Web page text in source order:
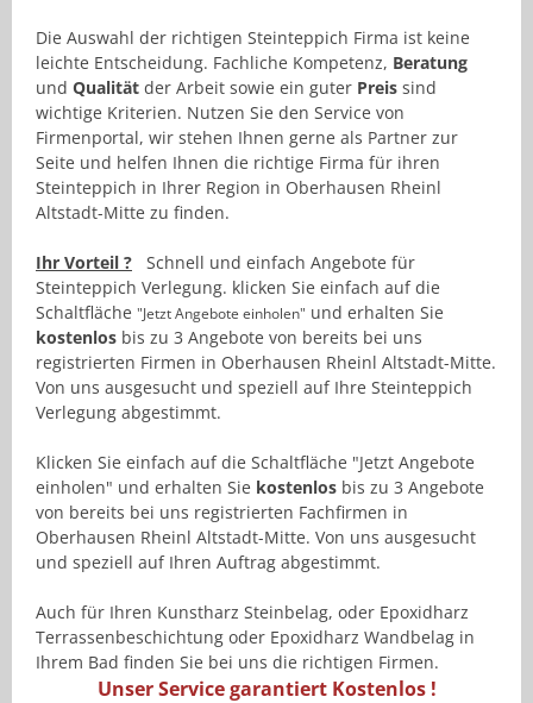
Die Auswahl der richtigen Steinteppich Firma ist keine
leichte Entscheidung. Fachliche Kompetenz, Beratung
und Qualität der Arbeit sowie ein guter Preis sind
wichtige Kriterien. Nutzen Sie den Service von
Firmenportal, wir stehen Ihnen gerne als Partner zur
Seite und helfen Ihnen die richtige Firma für ihren
Steinteppich in Ihrer Region in Oberhausen Rheinl
Altstadt-Mitte zu finden.
Ihr Vorteil ? Schnell und einfach Angebote für
Steinteppich Verlegung. klicken Sie einfach auf die
Schaltfläche "Jetzt Angebote einholen" und erhalten Sie
kostenlos bis zu 3 Angebote von bereits bei uns
registrierten Firmen in Oberhausen Rheinl Altstadt-Mitte.
Von uns ausgesucht und speziell auf Ihre Steinteppich
Verlegung abgestimmt.
Klicken Sie einfach auf die Schaltfläche "Jetzt Angebote
einholen" und erhalten Sie kostenlos bis zu 3 Angebote
von bereits bei uns registrierten Fachfirmen in
Oberhausen Rheinl Altstadt-Mitte. Von uns ausgesucht
und speziell auf Ihren Auftrag abgestimmt.
Auch für Ihren Kunstharz Steinbelag, oder Epoxidharz
Terrassenbeschichtung oder Epoxidharz Wandbelag in
Ihrem Bad finden Sie bei uns die richtigen Firmen.
Unser Service garantiert Kostenlos !